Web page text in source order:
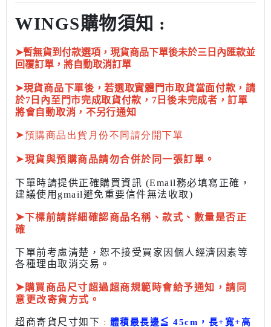
WINGS購物須知 :
➤暫無貨到付款選項，現貨商品下單後未於三日內匯款並
回覆訂單，將自動取消訂單
➤現貨商品下單後，若選取實體門市取貨當面付款，請
於7日內至門市完成取貨付款，7日後未完成者，訂單
將會自動取消，不另行通知
➤預購商品出貨月份不同請分開下單
➤現貨與預購商品請勿合併於同一張訂單。
下單時請提供正確購買資訊 (Email務必填寫正確，
建議使用gmail避免重要信件無法收取)
➤下標前請詳細確認商品名稱、款式、數量是否正
確
下單前考慮清楚，恕不接受買家因個人經濟因素等
各種理由取消交易。
➤購買商品尺寸超過超商規範時會給予通知，請同
意更改寄貨方式。
超商寄貨尺寸如下 : 體積最長邊≦ 45cm，長+寬+高